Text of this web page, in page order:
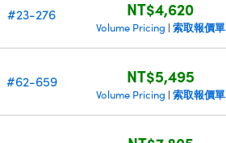
#23-276 NT$4,620
Volume Pricing | 索取報價單
#62-659 NT$5,495
Volume Pricing | 索取報價單